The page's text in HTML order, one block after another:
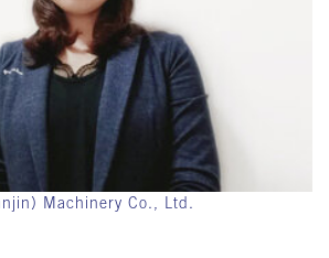
Machinery Co., Ltd.